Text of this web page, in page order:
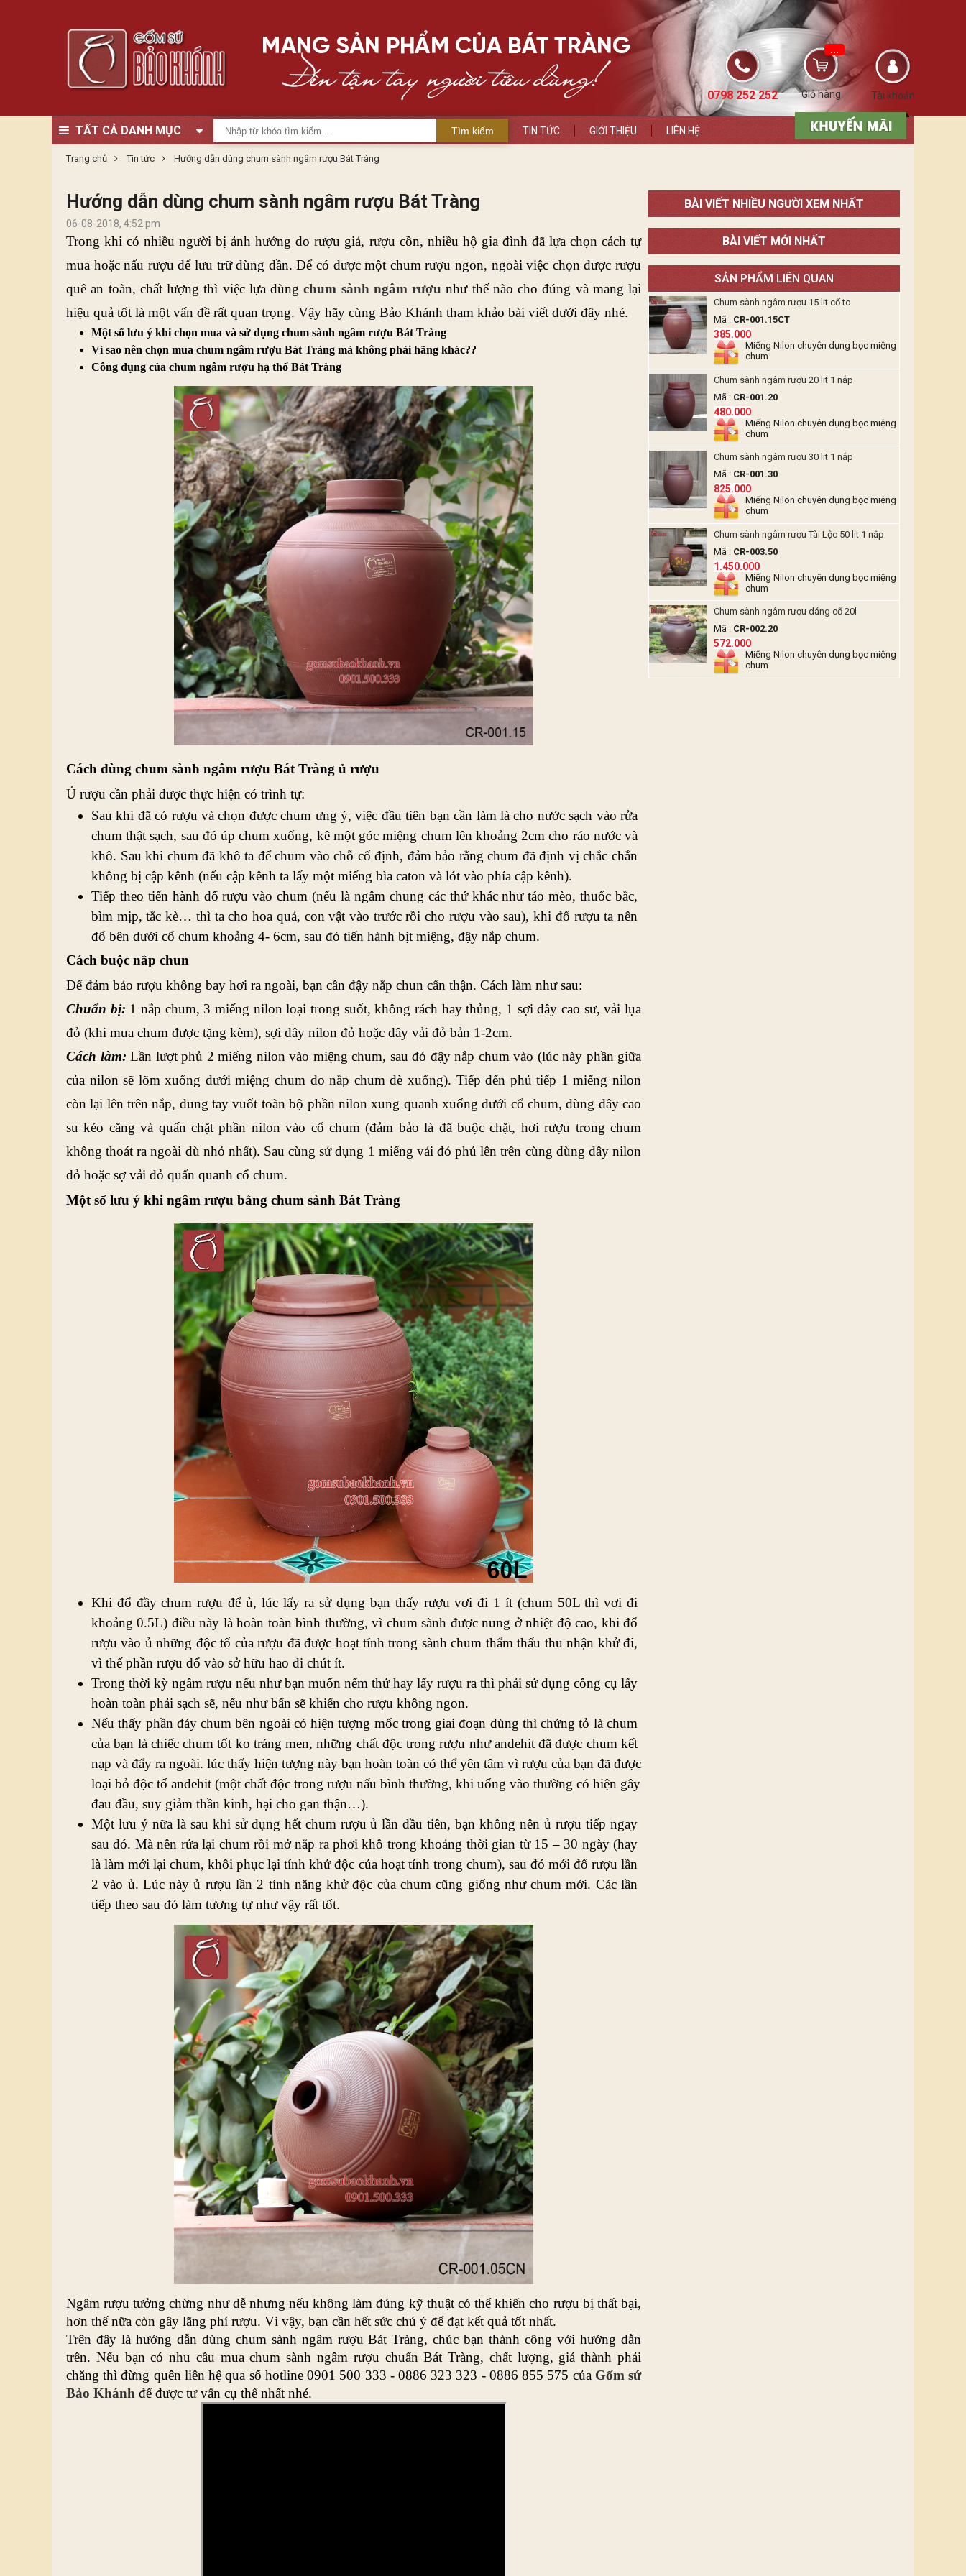
Tài khoản
Giỏ hàng
...
0798 252 252
TẤT CẢ DANH MỤC Tìm kiếm TIN TỨC GIỚI THIỆU LIÊN HỆ
Trang chủ Tin tức Hướng dẫn dùng chum sành ngâm rượu Bát Tràng
Hướng dẫn dùng chum sành ngâm rượu Bát Tràng
06-08-2018, 4:52 pm
Trong khi có nhiều người bị ảnh hưởng do rượu giả, rượu cồn, nhiều hộ gia đình đã lựa chọn cách tự
mua hoặc nấu rượu để lưu trữ dùng dần. Để có được một chum rượu ngon, ngoài việc chọn được rượu
quê an toàn, chất lượng thì việc lựa dùng chum sành ngâm rượu như thế nào cho đúng và mang lại
hiệu quả tốt là một vấn đề rất quan trọng. Vậy hãy cùng Bảo Khánh tham khảo bài viết dưới đây nhé.
Một số lưu ý khi chọn mua và sử dụng chum sành ngâm rượu Bát Tràng
Vì sao nên chọn mua chum ngâm rượu Bát Tràng mà không phải hãng khác??
Công dụng của chum ngâm rượu hạ thổ Bát Tràng
Cách dùng chum sành ngâm rượu Bát Tràng ủ rượu
Ủ rượu cần phải được thực hiện có trình tự:
Sau khi đã có rượu và chọn được chum ưng ý, việc đầu tiên bạn cần làm là cho nước sạch vào rửa
chum thật sạch, sau đó úp chum xuống, kê một góc miệng chum lên khoảng 2cm cho ráo nước và
khô. Sau khi chum đã khô ta để chum vào chỗ cố định, đảm bảo rằng chum đã định vị chắc chắn
không bị cập kênh (nếu cập kênh ta lấy một miếng bìa caton và lót vào phía cập kênh).
Tiếp theo tiến hành đổ rượu vào chum (nếu là ngâm chung các thứ khác như táo mèo, thuốc bắc,
bìm mịp, tắc kè… thì ta cho hoa quả, con vật vào trước rồi cho rượu vào sau), khi đổ rượu ta nên
đổ bên dưới cổ chum khoảng 4- 6cm, sau đó tiến hành bịt miệng, đậy nắp chum.
Cách buộc nắp chun
Để đảm bảo rượu không bay hơi ra ngoài, bạn cần đậy nắp chun cẩn thận. Cách làm như sau:
Chuẩn bị: 1 nắp chum, 3 miếng nilon loại trong suốt, không rách hay thủng, 1 sợi dây cao sư, vải lụa
đỏ (khi mua chum được tặng kèm), sợi dây nilon đỏ hoặc dây vải đỏ bản 1-2cm.
Cách làm: Lần lượt phủ 2 miếng nilon vào miệng chum, sau đó đậy nắp chum vào (lúc này phần giữa
của nilon sẽ lõm xuống dưới miệng chum do nắp chum đè xuống). Tiếp đến phủ tiếp 1 miếng nilon
còn lại lên trên nắp, dung tay vuốt toàn bộ phần nilon xung quanh xuống dưới cổ chum, dùng dây cao
su kéo căng và quấn chặt phần nilon vào cổ chum (đảm bảo là đã buộc chặt, hơi rượu trong chum
không thoát ra ngoài dù nhỏ nhất). Sau cùng sử dụng 1 miếng vải đỏ phủ lên trên cùng dùng dây nilon
đỏ hoặc sợ vải đỏ quấn quanh cổ chum.
Một số lưu ý khi ngâm rượu bằng chum sành Bát Tràng
Khi đổ đầy chum rượu để ủ, lúc lấy ra sử dụng bạn thấy rượu vơi đi 1 ít (chum 50L thì vơi đi
khoảng 0.5L) điều này là hoàn toàn bình thường, vì chum sành được nung ở nhiệt độ cao, khi đổ
rượu vào ủ những độc tố của rượu đã được hoạt tính trong sành chum thẩm thấu thu nhận khử đi,
vì thế phần rượu đổ vào sở hữu hao đi chút ít.
Trong thời kỳ ngâm rượu nếu như bạn muốn nếm thử hay lấy rượu ra thì phải sử dụng công cụ lấy
hoàn toàn phải sạch sẽ, nếu như bẩn sẽ khiến cho rượu không ngon.
Nếu thấy phần đáy chum bên ngoài có hiện tượng mốc trong giai đoạn dùng thì chứng tỏ là chum
của bạn là chiếc chum tốt ko tráng men, những chất độc trong rượu như andehit đã được chum kết
nạp và đẩy ra ngoài. lúc thấy hiện tượng này bạn hoàn toàn có thể yên tâm vì rượu của bạn đã được
loại bỏ độc tố andehit (một chất độc trong rượu nấu bình thường, khi uống vào thường có hiện gây
đau đầu, suy giảm thần kinh, hại cho gan thận…).
Một lưu ý nữa là sau khi sử dụng hết chum rượu ủ lần đầu tiên, bạn không nên ủ rượu tiếp ngay
sau đó. Mà nên rửa lại chum rồi mở nắp ra phơi khô trong khoảng thời gian từ 15 – 30 ngày (hay
là làm mới lại chum, khôi phục lại tính khử độc của hoạt tính trong chum), sau đó mới đổ rượu lần
2 vào ủ. Lúc này ủ rượu lần 2 tính năng khử độc của chum cũng giống như chum mới. Các lần
tiếp theo sau đó làm tương tự như vậy rất tốt.
Ngâm rượu tưởng chừng như dễ nhưng nếu không làm đúng kỹ thuật có thể khiến cho rượu bị thất bại,
hơn thế nữa còn gây lãng phí rượu. Vì vậy, bạn cần hết sức chú ý để đạt kết quả tốt nhất.
Trên đây là hướng dẫn dùng chum sành ngâm rượu Bát Tràng, chúc bạn thành công với hướng dẫn
trên. Nếu bạn có nhu cầu mua chum sành ngâm rượu chuẩn Bát Tràng, chất lượng, giá thành phải
chăng thì đừng quên liên hệ qua số hotline 0901 500 333 - 0886 323 323 - 0886 855 575 của Gốm sứ
Bảo Khánh để được tư vấn cụ thể nhất nhé.
BÀI VIẾT NHIỀU NGƯỜI XEM NHẤT
BÀI VIẾT MỚI NHẤT
SẢN PHẨM LIÊN QUAN
Chum sành ngâm rượu 15 lit cổ to
Mã : CR-001.15CT
385.000
Miếng Nilon chuyên dụng bọc miệng
chum
Chum sành ngâm rượu 20 lit 1 nắp
Mã : CR-001.20
480.000
Miếng Nilon chuyên dụng bọc miệng
chum
Chum sành ngâm rượu 30 lit 1 nắp
Mã : CR-001.30
825.000
Miếng Nilon chuyên dụng bọc miệng
chum
Chum sành ngâm rượu Tài Lộc 50 lit 1 nắp
Mã : CR-003.50
1.450.000
Miếng Nilon chuyên dụng bọc miệng
chum
Chum sành ngâm rượu dáng cổ 20l
Mã : CR-002.20
572.000
Miếng Nilon chuyên dụng bọc miệng
chum